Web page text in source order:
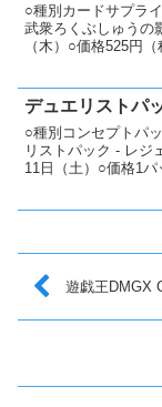
○種別カードサプラ
武衆ろくぶしゅうの
（木）○価格525円
デュエリストパ
○種別コンセプトパ
リストパック - レジ
11日（土）○価格1
遊戯王DMGX